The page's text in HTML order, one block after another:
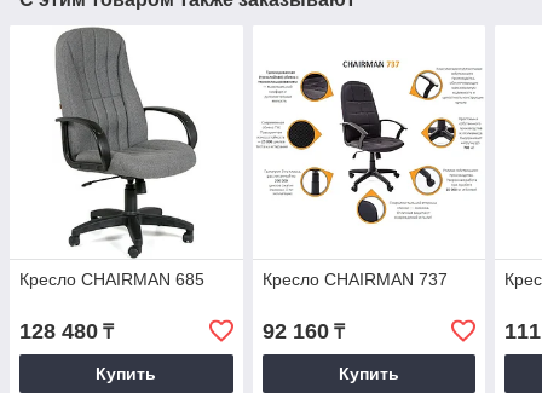
Кресло CHAIRMAN 685
128 480 ₸
Купить
Кресло CHAIRMAN 737
92 160₸
Купить